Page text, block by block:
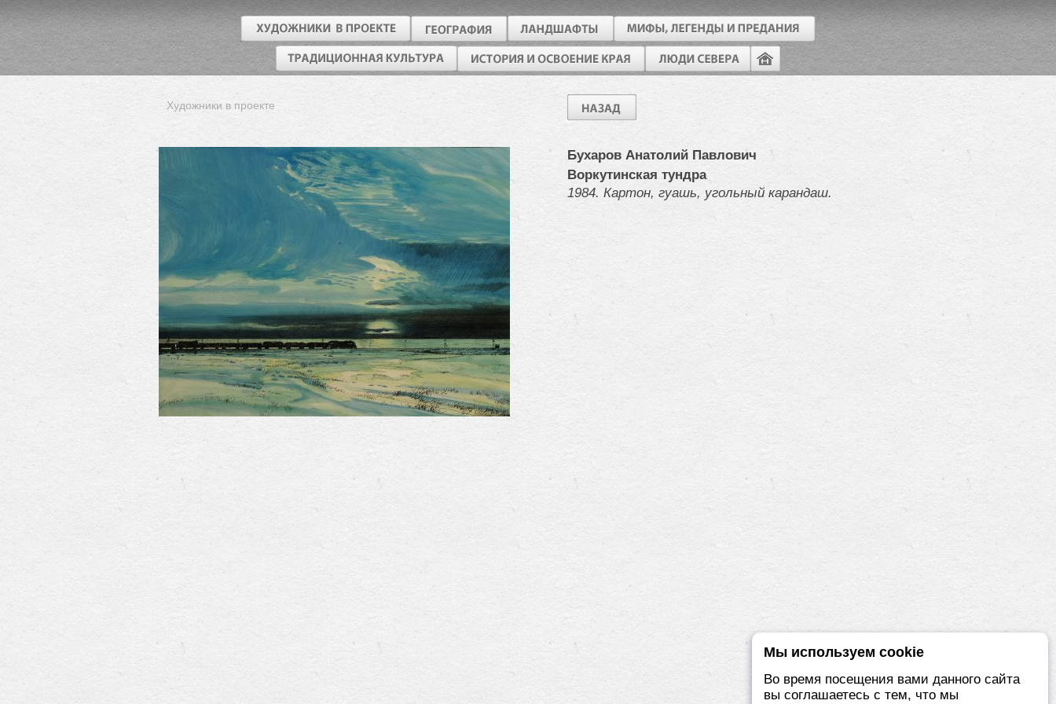
Художники в проекте
Бухаров Анатолий Павлович
Воркутинская тундра
1984. Картон, гуашь, угольный карандаш.
Мы используем cookie
Во время посещения вами данного сайта
вы соглашаетесь с тем, что мы